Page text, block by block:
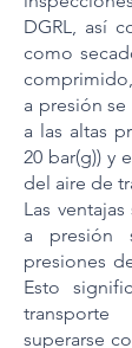
DGRL, así
como
a presión
a las altas
20 bar(g)) y
del aire de
Las
a presión
presiones
Esto
superarse